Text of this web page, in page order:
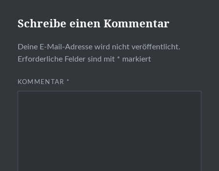
Schreibe einen Kommentar
Deine E-Mail-Adresse wird nicht veröffentlicht.
Erforderliche Felder sind mit * markiert
KOMMENTAR *